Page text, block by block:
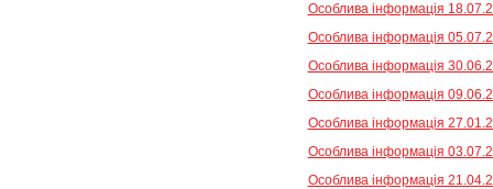
Особлива інформація
Особлива інформація
Особлива інформація
Особлива інформація
Особлива інформація
Особлива інформація
Особлива інформація